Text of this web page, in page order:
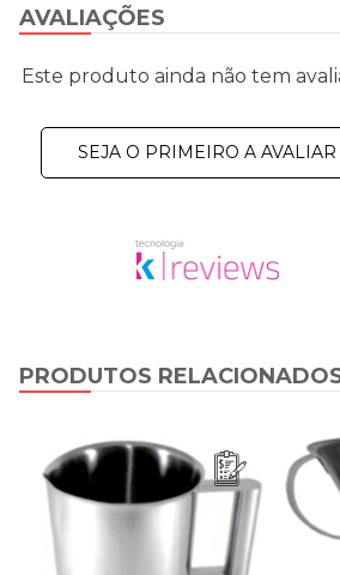
AVALIAÇÕES
Este produto ainda não tem
SEJA O PRIMEIRO A AVALIAR
PRODUTOS